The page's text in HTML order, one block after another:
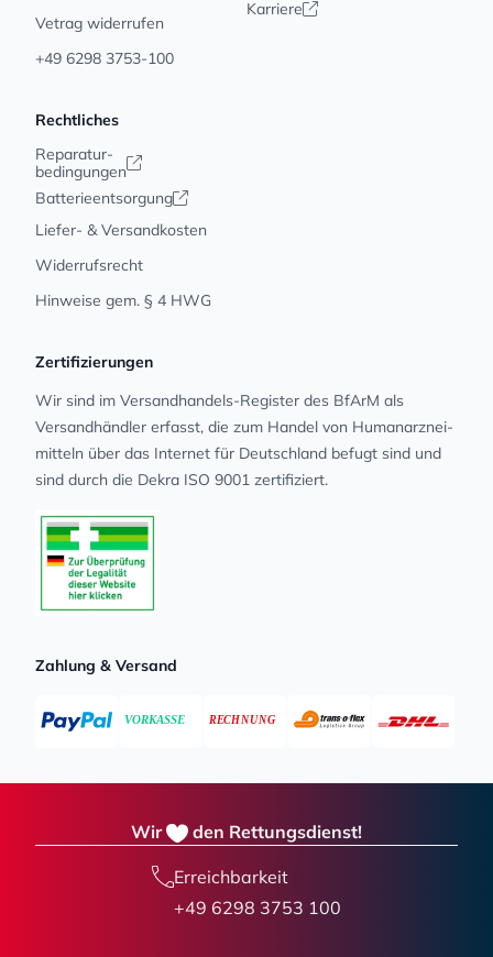
Vetrag widerrufen
+49 6298 3753-100
Karriere
Rechtliches
Reparatur-
bedingungen
Batterieentsorgung
Liefer- & Versandkosten
Widerrufsrecht
Hinweise gem. § 4 HWG
Zertifizierungen
Wir sind im Versandhandels-Register des BfArM als
Versandhändler erfasst, die zum Handel von Human­arz­nei­
mit­teln über das Internet für Deutschland befugt sind und
sind durch die Dekra ISO 9001 zertifiziert.
Zahlung & Versand
Wir den Rettungsdienst!
Erreichbarkeit
+49 6298 3753 100